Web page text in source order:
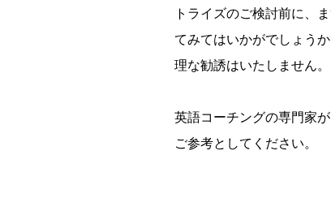
トライズのご検討前に、
てみてはいかがでしょう
理な勧誘はいたしません。
英語コーチングの専門家
ご参考としてください。